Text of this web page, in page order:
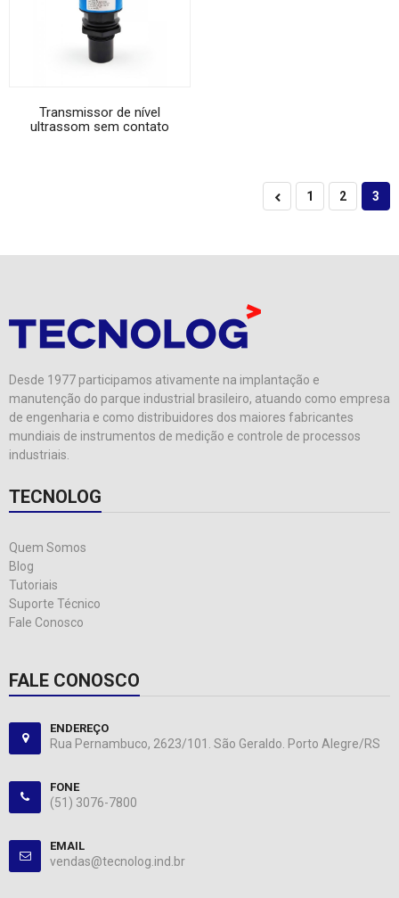
Transmissor de nível
ultrassom sem contato
1 2 3
Desde 1977 participamos ativamente na implantação e
manutenção do parque industrial brasileiro, atuando como empresa
de engenharia e como distribuidores dos maiores fabricantes
mundiais de instrumentos de medição e controle de processos
industriais.
TECNOLOG
Quem Somos
Blog
Tutoriais
Suporte Técnico
Fale Conosco
FALE CONOSCO
ENDEREÇO
Rua Pernambuco, 2623/101. São Geraldo. Porto Alegre/RS
FONE
(51) 3076-7800
EMAIL
vendas@tecnolog.ind.br